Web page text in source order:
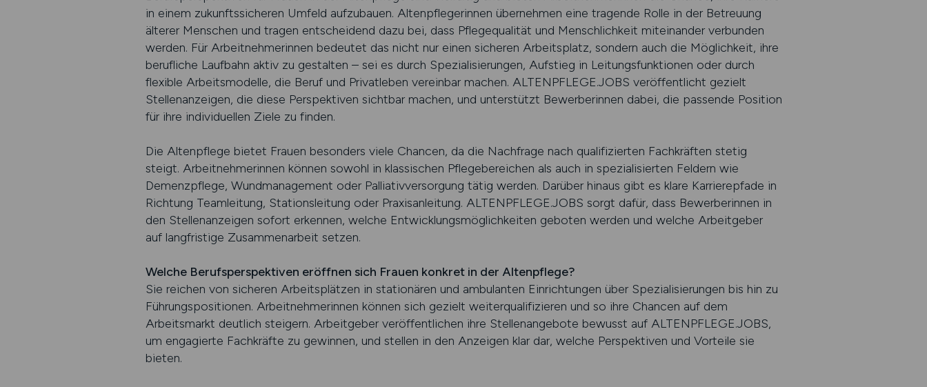
in einem zukunftssicheren Umfeld aufzubauen. Altenpflegerinnen übernehmen eine tragende Rolle in der Betreuung
älterer Menschen und tragen entscheidend dazu bei, dass Pflegequalität und Menschlichkeit miteinander verbunden
werden. Für Arbeitnehmerinnen bedeutet das nicht nur einen sicheren Arbeitsplatz, sondern auch die Möglichkeit, ihre
berufliche Laufbahn aktiv zu gestalten – sei es durch Spezialisierungen, Aufstieg in Leitungsfunktionen oder durch
flexible Arbeitsmodelle, die Beruf und Privatleben vereinbar machen. ALTENPFLEGE.JOBS veröffentlicht gezielt
Stellenanzeigen, die diese Perspektiven sichtbar machen, und unterstützt Bewerberinnen dabei, die passende Position
für ihre individuellen Ziele zu finden.
Die Altenpflege bietet Frauen besonders viele Chancen, da die Nachfrage nach qualifizierten Fachkräften stetig
steigt. Arbeitnehmerinnen können sowohl in klassischen Pflegebereichen als auch in spezialisierten Feldern wie
Demenzpflege, Wundmanagement oder Palliativversorgung tätig werden. Darüber hinaus gibt es klare Karrierepfade in
Richtung Teamleitung, Stationsleitung oder Praxisanleitung. ALTENPFLEGE.JOBS sorgt dafür, dass Bewerberinnen in
den Stellenanzeigen sofort erkennen, welche Entwicklungsmöglichkeiten geboten werden und welche Arbeitgeber
auf langfristige Zusammenarbeit setzen.
Welche Berufsperspektiven eröffnen sich Frauen konkret in der Altenpflege?
Sie reichen von sicheren Arbeitsplätzen in stationären und ambulanten Einrichtungen über Spezialisierungen bis hin zu
Führungspositionen. Arbeitnehmerinnen können sich gezielt weiterqualifizieren und so ihre Chancen auf dem
Arbeitsmarkt deutlich steigern. Arbeitgeber veröffentlichen ihre Stellenangebote bewusst auf ALTENPFLEGE.JOBS,
um engagierte Fachkräfte zu gewinnen, und stellen in den Anzeigen klar dar, welche Perspektiven und Vorteile sie
bieten.